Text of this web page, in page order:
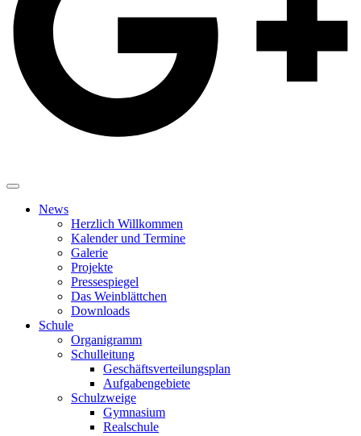
News
Herzlich Willkommen
Kalender und Termine
Galerie
Projekte
Pressespiegel
Das Weinblättchen
Downloads
Schule
Organigramm
Schulleitung
Geschäftsverteilungsplan
Aufgabengebiete
Schulzweige
Gymnasium
Realschule